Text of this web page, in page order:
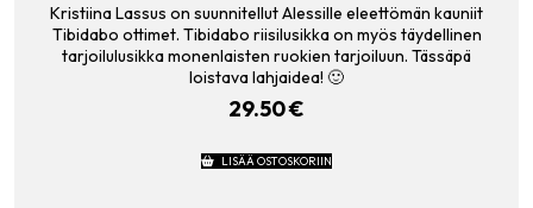
Kristiina Lassus on suunnitellut Alessille eleettömän kauniit
Tibidabo ottimet. Tibidabo riisilusikka on myös täydellinen
tarjoilulusikka monenlaisten ruokien tarjoiluun. Tässäpä
loistava lahjaidea! 🙂
29.50€
LISÄÄ OSTOSKORIIN